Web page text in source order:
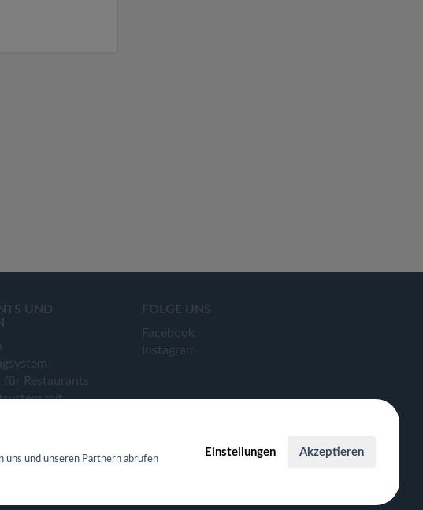
UND
für Restaurants
mit
FOLGE UNS
Facebook
Instagram
uns und unseren Partnern abrufen
Einstellungen Akzeptieren